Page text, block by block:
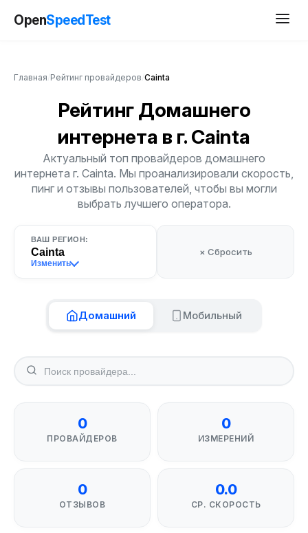
OpenSpeedTest
Главная Рейтинг провайдеров Cainta
Рейтинг Домашнего
интернета в г. Cainta
Актуальный топ провайдеров домашнего
интернета г. Cainta. Мы проанализировали скорость,
пинг и отзывы пользователей, чтобы вы могли
выбрать лучшего оператора.
ВАШ РЕГИОН:
Cainta
Изменить
× Сбросить
Домашний Мобильный
0
ПРОВАЙДЕРОВ
0
ИЗМЕРЕНИЙ
0
ОТЗЫВОВ
0.0
СР. СКОРОСТЬ